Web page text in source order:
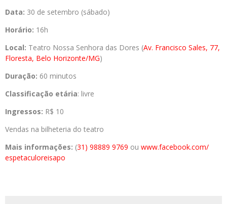
Data: 30 de setembro (sábado)
Horário: 16h
Local: Teatro Nossa Senhora das Dores (Av. Francisco Sales, 77,
Floresta, Belo Horizonte/MG)
Duração: 60 minutos
Classificação etária: livre
Ingressos: R$ 10
Vendas na bilheteria do teatro
Mais informações: (31) 98889 9769 ou www.facebook.com/
espetaculoreisapo